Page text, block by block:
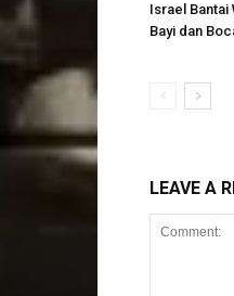
Israel Bantai
Bayi dan
LEAVE A